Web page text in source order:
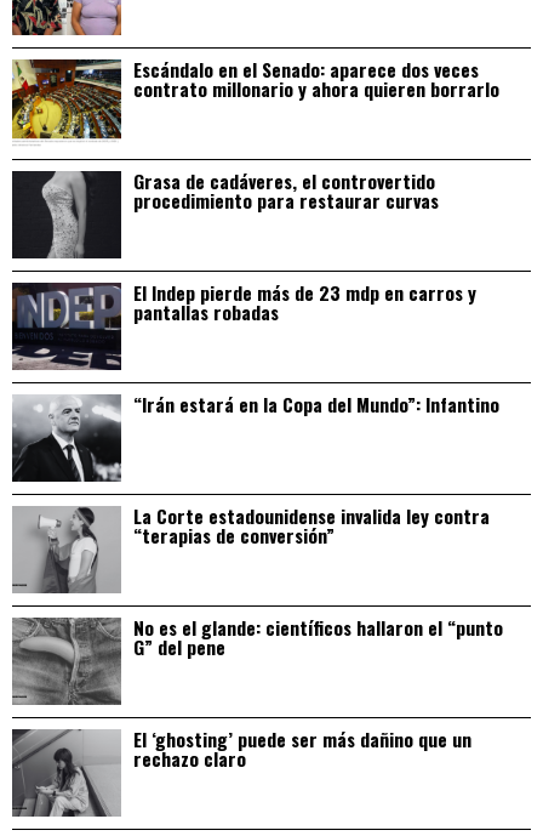
Escándalo en el Senado: aparece dos veces
contrato millonario y ahora quieren borrarlo
Grasa de cadáveres, el controvertido
procedimiento para restaurar curvas
El Indep pierde más de 23 mdp en carros y
pantallas robadas
“Irán estará en la Copa del Mundo”: Infantino
La Corte estadounidense invalida ley contra
“terapias de conversión”
No es el glande: científicos hallaron el “punto
G” del pene
El ‘ghosting’ puede ser más dañino que un
rechazo claro